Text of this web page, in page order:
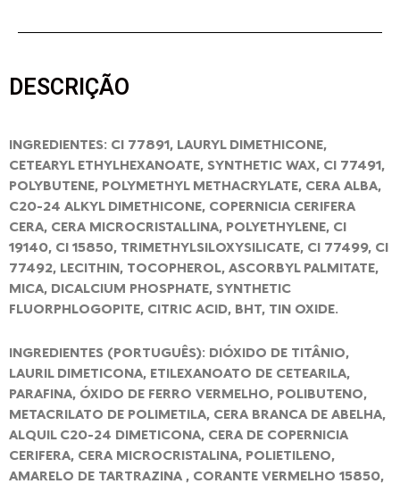
DESCRIÇÃO
INGREDIENTES: CI 77891, LAURYL DIMETHICONE,
CETEARYL ETHYLHEXANOATE, SYNTHETIC WAX, CI 77491,
POLYBUTENE, POLYMETHYL METHACRYLATE, CERA ALBA,
C20-24 ALKYL DIMETHICONE, COPERNICIA CERIFERA
CERA, CERA MICROCRISTALLINA, POLYETHYLENE, CI
19140, CI 15850, TRIMETHYLSILOXYSILICATE, CI 77499, CI
77492, LECITHIN, TOCOPHEROL, ASCORBYL PALMITATE,
MICA, DICALCIUM PHOSPHATE, SYNTHETIC
FLUORPHLOGOPITE, CITRIC ACID, BHT, TIN OXIDE.
INGREDIENTES (PORTUGUÊS): DIÓXIDO DE TITÂNIO,
LAURIL DIMETICONA, ETILEXANOATO DE CETEARILA,
PARAFINA, ÓXIDO DE FERRO VERMELHO, POLIBUTENO,
METACRILATO DE POLIMETILA, CERA BRANCA DE ABELHA,
ALQUIL C20-24 DIMETICONA, CERA DE COPERNICIA
CERIFERA, CERA MICROCRISTALINA, POLIETILENO,
AMARELO DE TARTRAZINA , CORANTE VERMELHO 15850,